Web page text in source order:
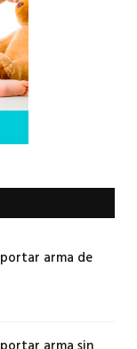
arma de